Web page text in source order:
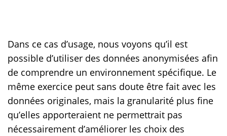
Dans ce cas d’usage, nous voyons qu’il est
possible d’utiliser des données anonymisées afin
de comprendre un environnement spécifique. Le
même exercice peut sans doute être fait avec les
données originales, mais la granularité plus fine
qu’elles apporteraient ne permettrait pas
nécessairement d’améliorer les choix des